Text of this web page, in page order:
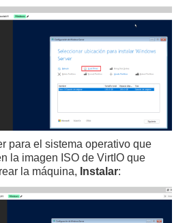
para el sistema operativo que
la imagen ISO de VirtIO que
la máquina, Instalar: